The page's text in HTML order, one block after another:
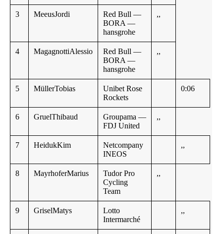
3 MeeusJordi
Red Bull —
BORA —
hansgrohe
,,
4 MagagnottiAlessio
Red Bull —
BORA —
hansgrohe
,,
5 MüllerTobias
Unibet Rose
Rockets
0:06
6 GruelThibaud
Groupama —
FDJ United
,,
7 HeidukKim
Netcompany
INEOS
,,
8 MayrhoferMarius
Tudor Pro
Cycling
Team
,,
9 GriselMatys
Lotto
Intermarché
,,